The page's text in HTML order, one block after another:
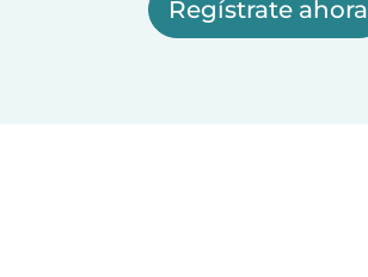
Regístrate ahora